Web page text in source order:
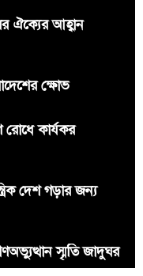
ঐক্যের আহ্বান
ক্ষোভ
রোধে কার্যকর
দেশ গড়ার জন্য
স্মৃতি জাদুঘর